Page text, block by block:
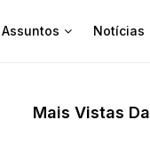
Assuntos Notícias
Mais Vistas